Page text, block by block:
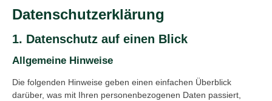
Datenschutz­erklärung
1. Datenschutz auf einen Blick
Allgemeine Hinweise
Die folgenden Hinweise geben einen einfachen Überblick
darüber, was mit Ihren personenbezogenen Daten passiert,